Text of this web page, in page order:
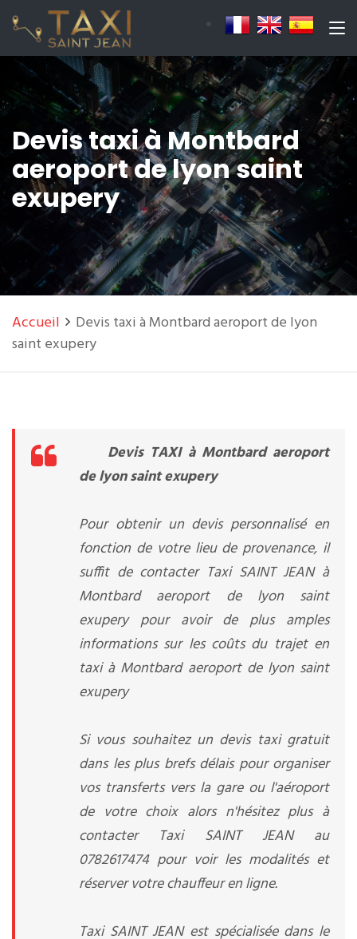
Devis taxi à Montbard
aeroport de lyon saint
exupery
Accueil
Devis taxi à Montbard aeroport de lyon
saint exupery
Devis TAXI à Montbard aeroport
de lyon saint exupery
Pour obtenir un devis personnalisé en
fonction de votre lieu de provenance, il
suffit de contacter Taxi SAINT JEAN à
Montbard aeroport de lyon saint
exupery pour avoir de plus amples
informations sur les coûts du trajet en
taxi à Montbard aeroport de lyon saint
exupery
Si vous souhaitez un devis taxi gratuit
dans les plus brefs délais pour organiser
vos transferts vers la gare ou l'aéroport
de votre choix alors n'hésitez plus à
contacter Taxi SAINT JEAN au
0782617474 pour voir les modalités et
réserver votre chauffeur en ligne.
Taxi SAINT JEAN est spécialisée dans le